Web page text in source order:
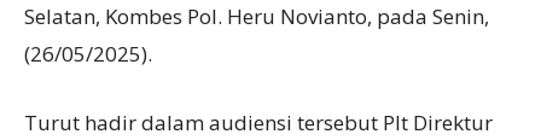
Selatan, Kombes Pol. Heru Novianto, pada Senin,
(26/05/2025).
Turut hadir dalam audiensi tersebut Plt Direktur